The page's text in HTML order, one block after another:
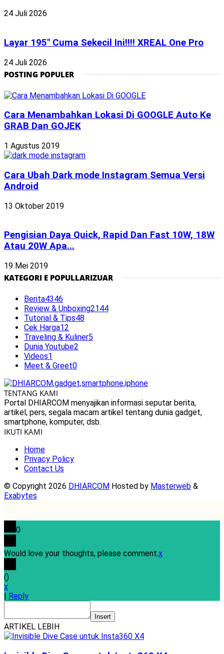
24 Juli 2026
Layar 195″ Cuma Sekecil Ini!!!! XREAL One Pro
24 Juli 2026
POSTING POPULER
Cara Menambahkan Lokasi Di GOOGLE Auto Ke
GRAB Dan GOJEK
1 Agustus 2019
Cara Ubah Dark mode Instagram Semua Versi
Android
13 Oktober 2019
Pengisian Daya Quick, Rapid Dan Fast 10W, 18W
Atau 20W Apa...
19 Mei 2019
KATEGORI E POPULLARIZUAR
Berita4346
Review & Unboxing2144
Tutorial & Tips48
Cek Harga12
Traveling & Kuliner5
Dunia Youtube2
Videos1
Meet & Greet0
TENTANG KAMI
Portal DHIARCOM menyajikan informasi seputar berita,
artikel, pers, segala macam artikel tentang dunia gadget,
smartphone, komputer, dsb.
IKUTI KAMI
Home
Privacy Policy
Contact Us
© Copyright 2026 DHIARCOM Hosted by Masterweb &
Exabytes
0
Would love your thoughts, please comment.x
()
x
| Reply
Insert
ARTIKEL LEBIH